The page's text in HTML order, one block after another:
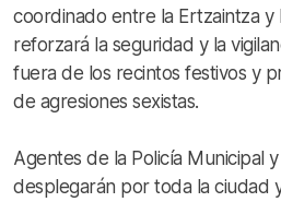
coordinado entre la Ertzaintza y
reforzará la seguridad y la
fuera de los recintos festivos y
de agresiones sexistas.
Agentes de la Policía Municipal
desplegarán por toda la ciudad